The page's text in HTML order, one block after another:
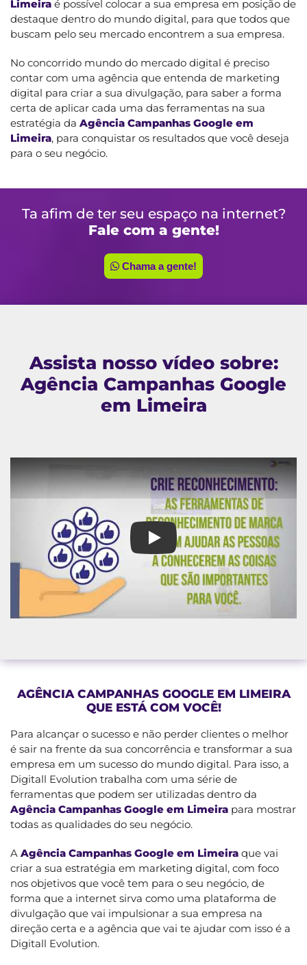
Limeira é possível colocar a sua empresa em posição de
destaque dentro do mundo digital, para que todos que
buscam pelo seu mercado encontrem a sua empresa.
No concorrido mundo do mercado digital é preciso
contar com uma agência que entenda de marketing
digital para criar a sua divulgação, para saber a forma
certa de aplicar cada uma das ferramentas na sua
estratégia da Agência Campanhas Google em
Limeira, para conquistar os resultados que você deseja
para o seu negócio.
Ta afim de ter seu espaço na internet?
Fale com a gente!
Chama a gente!
Assista nosso vídeo sobre:
Agência Campanhas Google
em Limeira
Agência Campanhas Google
AGÊNCIA CAMPANHAS GOOGLE EM LIMEIRA
QUE ESTÁ COM VOCÊ!
Para alcançar o sucesso e não perder clientes o melhor
é sair na frente da sua concorrência e transformar a sua
empresa em um sucesso do mundo digital. Para isso, a
Digitall Evolution trabalha com uma série de
ferramentas que podem ser utilizadas dentro da
Agência Campanhas Google em Limeira para mostrar
todas as qualidades do seu negócio.
A Agência Campanhas Google em Limeira que vai
criar a sua estratégia em marketing digital, com foco
nos objetivos que você tem para o seu negócio, de
forma que a internet sirva como uma plataforma de
divulgação que vai impulsionar a sua empresa na
direção certa e a agência que vai te ajudar com isso é a
Digitall Evolution.